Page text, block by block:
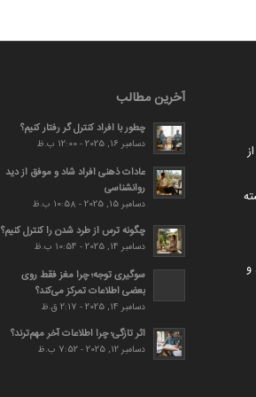
و
آخرین مطالب
چطور با افراد کنترل گر رفتار کنیم؟
دسامبر 16, 2025 - 12:00 ب.ظ
عادات ذهنی افراد شاد و موفق از دید
روانشناسی
دسامبر 15, 2025 - 10:58 ب.ظ
چگونه ترس از طرد شدن را کنترل کنیم؟
دسامبر 14, 2025 - 10:54 ب.ظ
سوگیری توجه؛ چرا مغز فقط روی
بعضی اطلاعات تمرکز می‌کند؟
دسامبر 14, 2025 - 2:17 ق.ظ
اثر تازگی؛ چرا اطلاعات آخر مهم‌ترند؟
دسامبر 12, 2025 - 7:52 ب.ظ